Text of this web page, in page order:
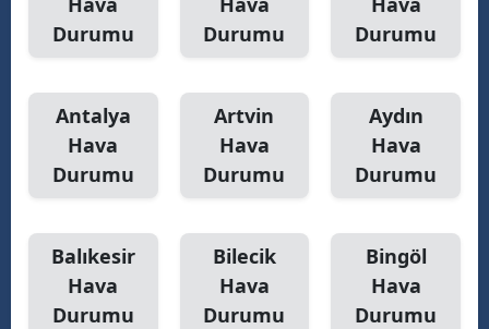
Karaman
Batman
Şırnak
Ardahan
Iğdır
Durumu
Durumu
Durumu
Antalya
Hava
Durumu
Artvin
Hava
Durumu
Aydın
Hava
Durumu
Balıkesir
Hava
Durumu
Bilecik
Hava
Durumu
Bingöl
Hava
Durumu